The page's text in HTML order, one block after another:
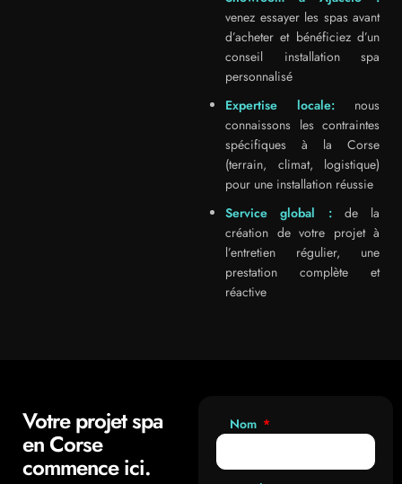
venez essayer les spas avant
d’acheter et bénéficiez d’un
conseil installation spa
personnalisé
Expertise locale: nous
connaissons les contraintes
spécifiques à la Corse
(terrain, climat, logistique)
pour une installation réussie
Service global :de la
création de votre projet à
l’entretien régulier, une
prestation complète et
réactive
Nom
Votre projet spa
en Corse
commence ici.